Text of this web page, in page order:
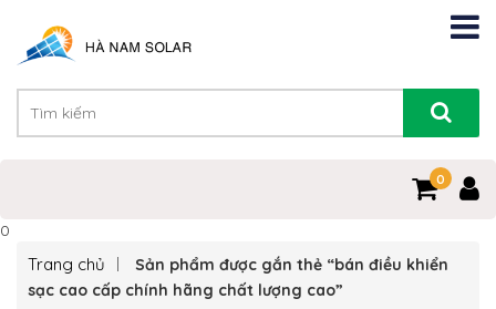
0
0
Trang chủ
Sản phẩm được gắn thẻ “bán điều khiển
sạc cao cấp chính hãng chất lượng cao”